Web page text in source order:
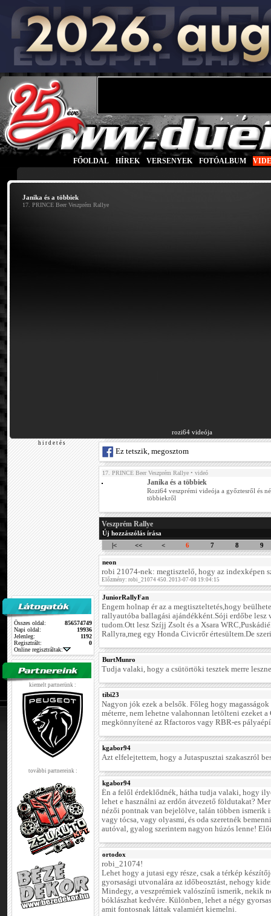
FŐOLDAL HÍREK VERSENYEK FOTÓALBUM
Janika és a többiek
17. PRINCE Beer Veszprém Rallye
rozi64 videója
h i r d e t é s
Összes oldal:
856574749
Napi oldal:
19936
Jelenleg:
1192
Regisztrált:
0
Online regisztráltak:
kiemelt partnerünk :
további partnereink :
Ez tetszik, megosztom
17. PRINCE Beer Veszprém Rallye • videó
Janika és a többiek
Rozi64 veszprémi videója a győztesről és
többiekről
Veszprém Rallye
Új hozzászólás írása
|<
<< < 6 7 8 9
neon
robi 21074-nek: megtisztelő, hogy az indexképen
Előzmény: robi_21074 450. 2013-07-08 19:04:15
JuniorRallyFan
Engem holnap ér az a megtiszteltetés,hogy
rallyautóba ballagási ajándékként.Sóji erdőbe lesz
tudom.Ott lesz Szíjj Zsolt és a Xsara
Rallyra,meg egy Honda Civicrőr értesültem.De
BurtMunro
Tudja valaki, hogy a csütörtöki tesztek merre
tibi23
Nagyon jók ezek a belsők. Főleg hogy
méterre, nem lehetne valahonnan letölteni ezeket a
megkönnyítené az Rfactoros vagy RBR-es
kgabor94
Azt elfelejtettem, hogy a Jutaspusztai szakaszról
kgabor94
Én a felől érdeklődnék, hátha tudja valaki, hogy
lehet e használni az erdőn átvezető földutakat?
nézői pontnak van bejelölve, talán többen ismerik
vagy tócsa, vagy olyasmi, és oda szeretnék
autóval, gyalog szerintem nagyon húzós lenne!
ortodox
robi_21074!
Lehet hogy a jutasi egy része, csak a térkép
gyorsasági utvonalára az időbeosztást, nehogy
Mindegy, a veszprémiek valószínű ismerik, nekik
bóklászhat kedvére. Különben, lehet a négy
amit fontosnak láttak valamiért kiemelni.